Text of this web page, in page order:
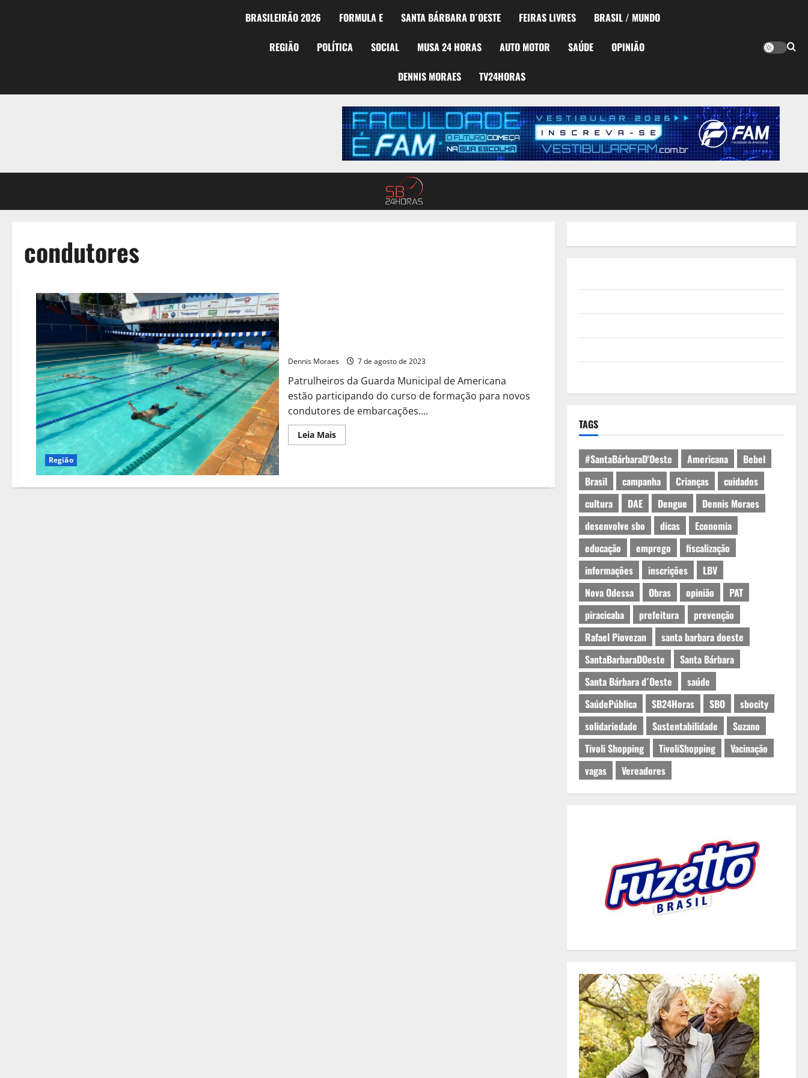
BRASILEIRÃO 2026 FORMULA E SANTA BÁRBARA D´OESTE FEIRAS LIVRES BRASIL / MUNDO
REGIÃO POLÍTICA SOCIAL MUSA 24 HORAS AUTO MOTOR SAÚDE OPINIÃO
DENNIS MORAES TV24HORAS
condutores
Região
Dennis Moraes 7 de agosto de 2023
Patrulheiros da Guarda Municipal de Americana
estão participando do curso de formação para novos
condutores de embarcações....
Leia Mais
TAGS
#SantaBárbaraD'Oeste Americana
Bebel
Brasil
campanha Crianças
cuidados
cultura
DAE Dengue
Dennis Moraes
desenvolve sbo
dicas
Economia
educação
emprego
fiscalização
informações
inscrições
LBV
Nova Odessa
Obras opinião
PAT
piracicaba
prefeitura
prevenção
Rafael Piovezan
santa barbara doeste
SantaBarbaraDOeste
Santa Bárbara
Santa Bárbara d´Oeste
saúde
SaúdePública
SB24Horas SBO
sbocity
solidariedade
Sustentabilidade
Suzano
Tivoli Shopping
TivoliShopping
Vacinação
vagas
Vereadores